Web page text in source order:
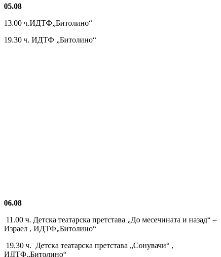
05.08
13.00 ч.ИДТФ„Битолино“
19.30 ч. ИДТФ „Битолино“
06.08
11.00 ч. Детска театарска претстава „До месечината и назад“ –
Израел , ИДТФ„Битолино“
19.30 ч. Детска театарска претстава „Сонувачи“ ,
ИДТФ„Битолино“